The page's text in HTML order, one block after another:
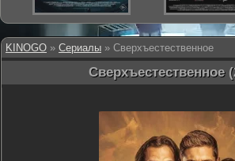
KINOGO » Сериалы » Сверхъестественное
Сверхъестественное